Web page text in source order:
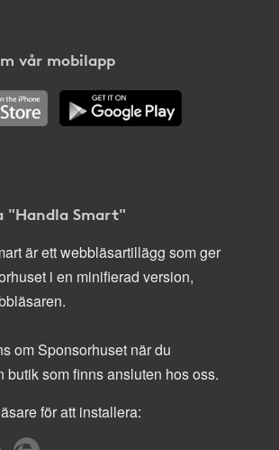
vår mobilapp
"Handla Smart"
är ett webbläsartillägg som ger
i en minifierad version,
om Sponsorhuset när du
butik som finns ansluten hos oss.
för att installera: